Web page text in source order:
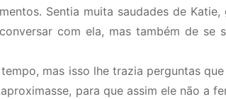
Sentia muita saudades de
com ela, mas também de se
mas isso lhe trazia perguntas
para que assim ele não a